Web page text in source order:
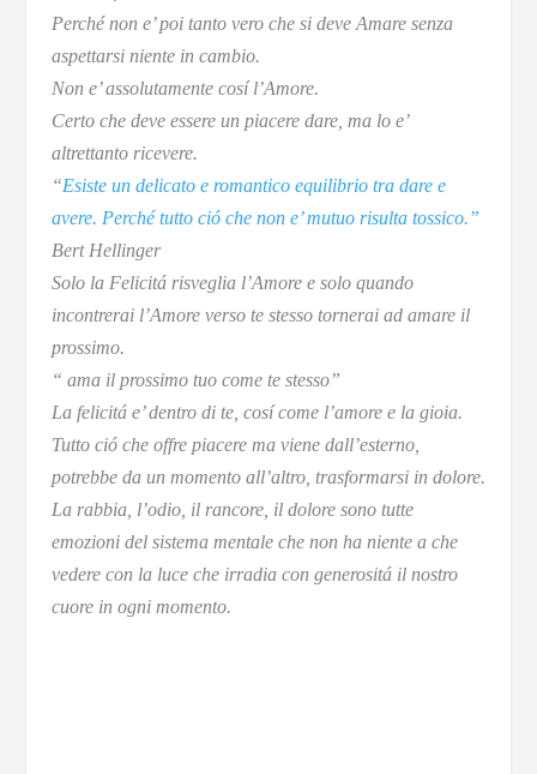
Perché non e’ poi tanto vero che si deve Amare senza
aspettarsi niente in cambio.
Non e’ assolutamente cosí l’Amore.
Certo che deve essere un piacere dare, ma lo e’
altrettanto ricevere.
“Esiste un delicato e romantico equilibrio tra dare e
avere. Perché tutto ció che non e’ mutuo risulta tossico.”
Bert Hellinger
Solo la Felicitá risveglia l’Amore e solo quando
incontrerai l’Amore verso te stesso tornerai ad amare il
prossimo.
“ ama il prossimo tuo come te stesso”
La felicitá e’ dentro di te, cosí come l’amore e la gioia.
Tutto ció che offre piacere ma viene dall’esterno,
potrebbe da un momento all’altro, trasformarsi in dolore.
La rabbia, l’odio, il rancore, il dolore sono tutte
emozioni del sistema mentale che non ha niente a che
vedere con la luce che irradia con generositá il nostro
cuore in ogni momento.